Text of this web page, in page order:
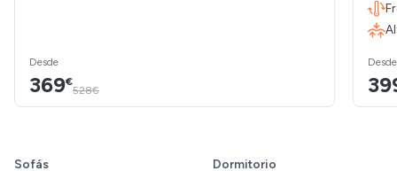
Desde
369€
528€
Desde
Sofás
Dormitorio